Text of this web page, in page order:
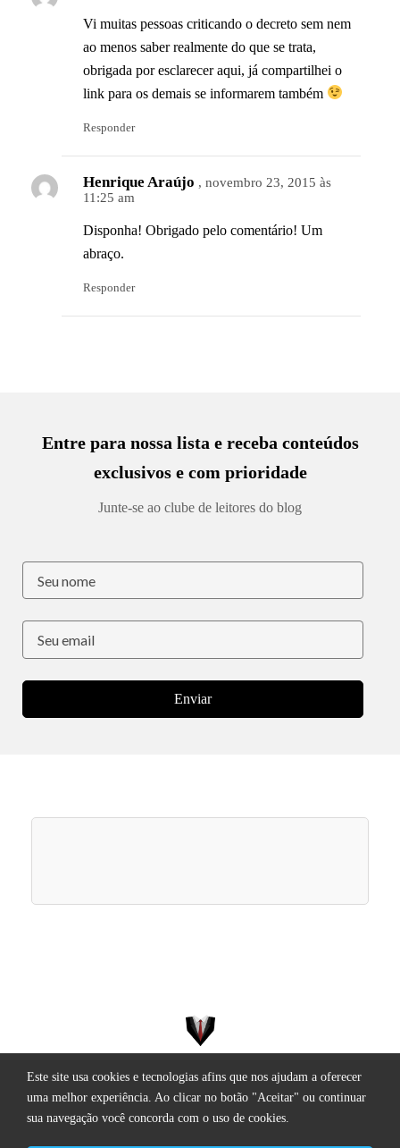
Este site usa cookies e tecnologias afins que nos ajudam a oferecer
uma melhor experiência. Ao clicar no botão "Aceitar" ou continuar
sua navegação você concorda com o uso de cookies.
Vi muitas pessoas criticando o decreto sem nem
ao menos saber realmente do que se trata,
obrigada por esclarecer aqui, já compartilhei o
link para os demais se informarem também
Responder
Henrique Araújo , novembro 23, 2015 às
11:25 am
Disponha! Obrigado pelo comentário! Um
abraço.
Responder
Entre para nossa lista e receba conteúdos
exclusivos e com prioridade
Junte-se ao clube de leitores do blog
Enviar
Todos os direitos reservados.